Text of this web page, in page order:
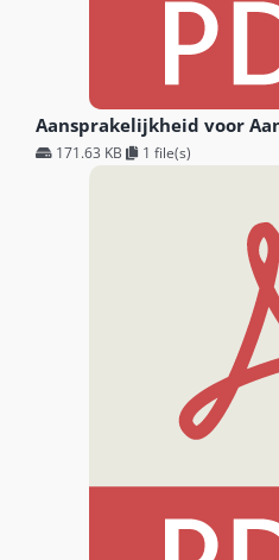
Aansprakelijkheid voor
171.63 KB 1 file(s)